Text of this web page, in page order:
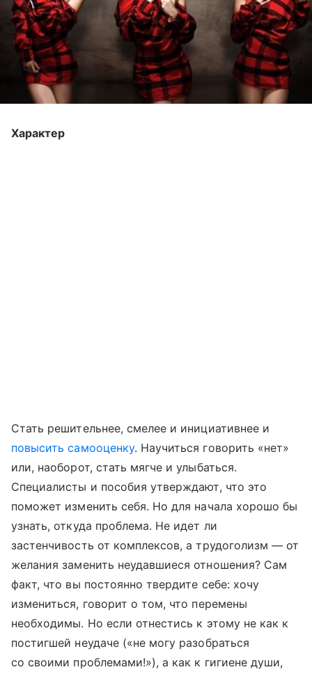
Характер
Стать решительнее, смелее и инициативнее и
повысить самооценку. Научиться говорить «нет»
или, наоборот, стать мягче и улыбаться.
Специалисты и пособия утверждают, что это
поможет изменить себя. Но для начала хорошо бы
узнать, откуда проблема. Не идет ли
застенчивость от комплексов, а трудоголизм — от
желания заменить неудавшиеся отношения? Сам
факт, что вы постоянно твердите себе: хочу
измениться, говорит о том, что перемены
необходимы. Но если отнестись к этому не как к
постигшей неудаче («не могу разобраться
со своими проблемами!»), а как к гигиене души,